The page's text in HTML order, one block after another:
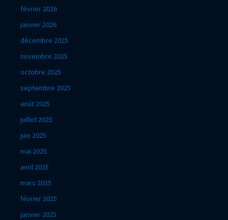
février 2026
janvier 2026
décembre 2025
novembre 2025
octobre 2025
septembre 2025
août 2025
juillet 2025
juin 2025
mai 2025
avril 2025
mars 2025
février 2025
janvier 2025